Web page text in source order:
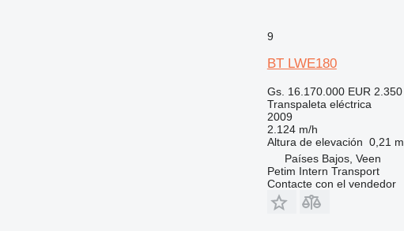
9
BT LWE180
Gs. 16.170.000 EUR 2.350
Transpaleta eléctrica
2009
2.124 m/h
Altura de elevación 0,21 m
Países Bajos, Veen
Petim Intern Transport
Contacte con el vendedor